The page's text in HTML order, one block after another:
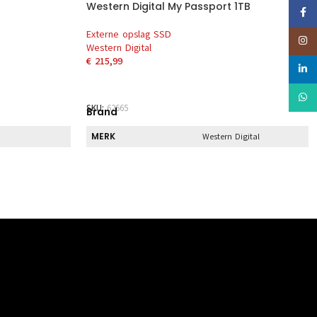
Western Digital My Passport 1TB
Externe opslag SSD
Western Digital
€ 215,99
SKU:62665
Brand
MERK Western Digital